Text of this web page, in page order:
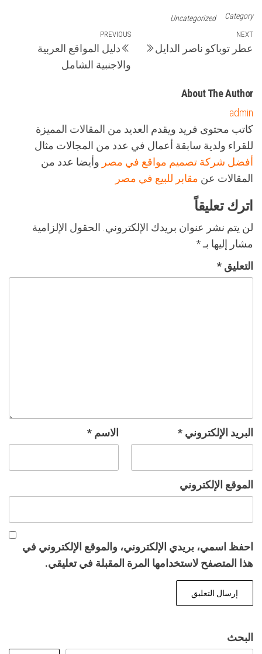
Category
Uncategorized
تصفّح
المقالات
Previous
Post
PREVIOUS
دليل المواقع العربية
والاجنبية الشامل
Next
Post
NEXT
عطر توباكو ناصر الدايل
About The Author
admin
كاتب محتوى فريد ويقدم العديد من المقالات المميزة
للقراء ولدية سابقة أعمال في عدد من المجالات مثال
أفضل شركة تصميم مواقع في مصر وأيضا عدد من
المقالات عن مقابر للبيع في مصر
اترك تعليقاً
لن يتم نشر عنوان بريدك الإلكتروني. الحقول الإلزامية
مشار إليها بـ*
التعليق *
الاسم * البريد الإلكتروني *
الموقع الإلكتروني
احفظ اسمي، بريدي الإلكتروني، والموقع الإلكتروني في
هذا المتصفح لاستخدامها المرة المقبلة في تعليقي.
البحث